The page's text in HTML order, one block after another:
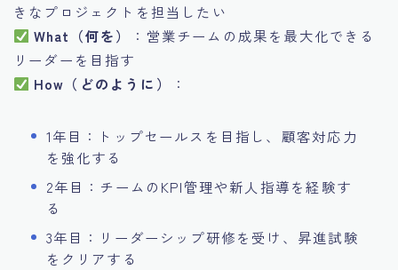
きなプロジェクトを担当したい
What（何を）
：営業チームの成果を最大化できる
リーダーを目指す
How（どのように）
：
1年目：トップセールスを目指し、顧客対応力
を強化する
2年目：チームのKPI管理や新人指導を経験す
る
3年目：リーダーシップ研修を受け、昇進試験
をクリアする